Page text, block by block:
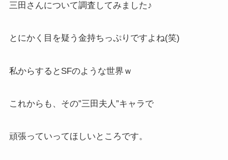
三田さんについて調査してみました♪
とにかく目を疑う金持ちっぷりですよね(笑)
私からするとSFのような世界ｗ
これからも、その”三田夫人”キャラで
頑張っていってほしいところです。